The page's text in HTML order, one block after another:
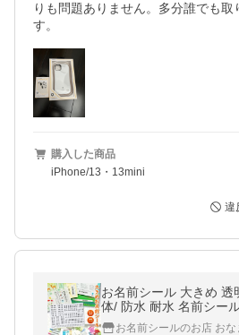
りも問題ありません。多分誰でも取
す。
購入した商品
iPhone/13・13mini
違
お名前シール 大きめ
体/ 防水 耐水 名前シー
ル クリア 特大 大きい
お名前シールのお店 おな